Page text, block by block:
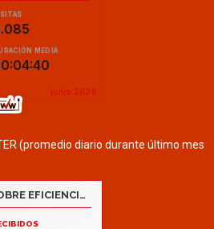
(promedio diario durante último mes